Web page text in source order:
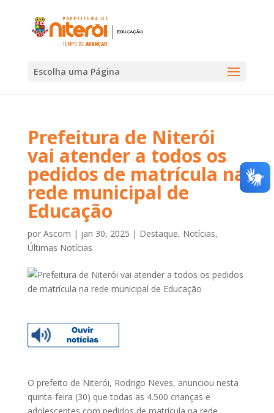
Escolha uma Página
Prefeitura de Niterói
vai atender a todos os
pedidos de matrícula na
rede municipal de
Educação
por Ascom | jan 30, 2025 | Destaque, Notícias,
Últimas Notícias
O prefeito de Niterói, Rodrigo Neves, anunciou nesta
quinta-feira (30) que todas as 4.500 crianças e